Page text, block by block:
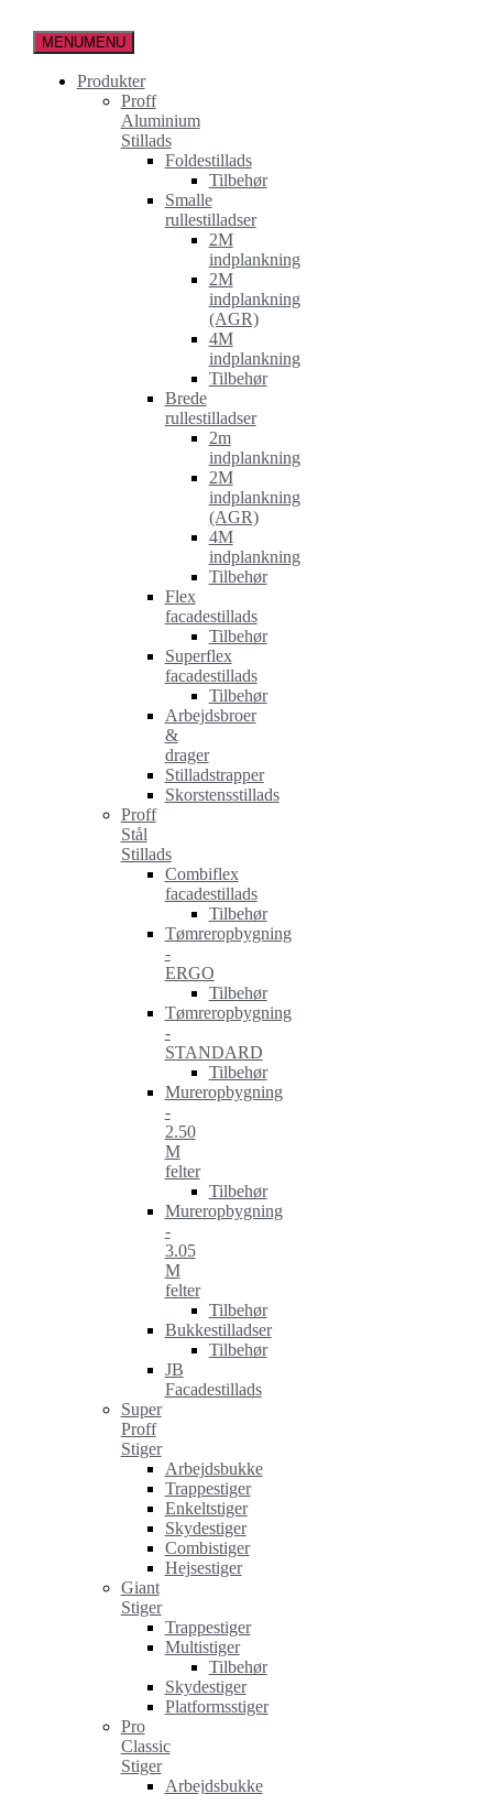
indholdet
MENUMENU
Produkter
Proff
Aluminium
Stillads
Foldestillads
Tilbehør
Smalle
rullestilladser
2M
indplankning
2M
indplankning
(AGR)
4M
indplankning
Tilbehør
Brede
rullestilladser
2m
indplankning
2M
indplankning
(AGR)
4M
indplankning
Tilbehør
Flex
facadestillads
Tilbehør
Superflex
facadestillads
Tilbehør
Arbejdsbroer
&
drager
Stilladstrapper
Skorstensstillads
Proff
Stål
Stillads
Combiflex
facadestillads
Tilbehør
Tømreropbygning
-
ERGO
Tilbehør
Tømreropbygning
-
STANDARD
Tilbehør
Mureropbygning
-
2.50
M
felter
Tilbehør
Mureropbygning
-
3.05
M
felter
Tilbehør
Bukkestilladser
Tilbehør
JB
Facadestillads
Super
Proff
Stiger
Arbejdsbukke
Trappestiger
Enkeltstiger
Skydestiger
Combistiger
Hejsestiger
Giant
Stiger
Trappestiger
Multistiger
Tilbehør
Skydestiger
Platformsstiger
Pro
Classic
Stiger
Arbejdsbukke